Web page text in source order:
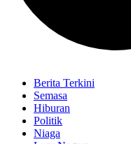
Berita Terkini
Semasa
Hiburan
Politik
Niaga